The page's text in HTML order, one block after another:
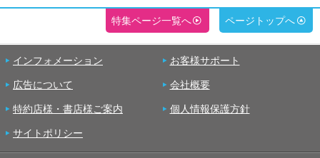
特集ページ一覧へ ページトップへ
インフォメーション お客様サポート
広告について 会社概要
特約店様・書店様ご案内 個人情報保護方針
サイトポリシー